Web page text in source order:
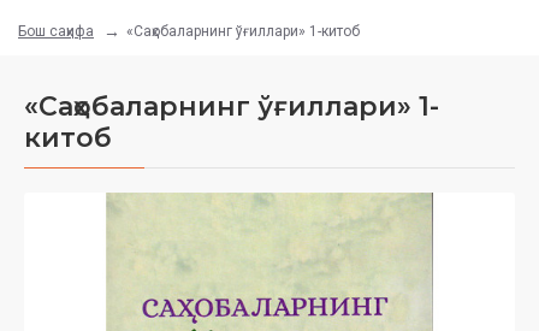
Бош саҳифа «Саҳобаларнинг ўғиллари» 1-китоб
«Саҳобаларнинг ўғиллари» 1-
китоб